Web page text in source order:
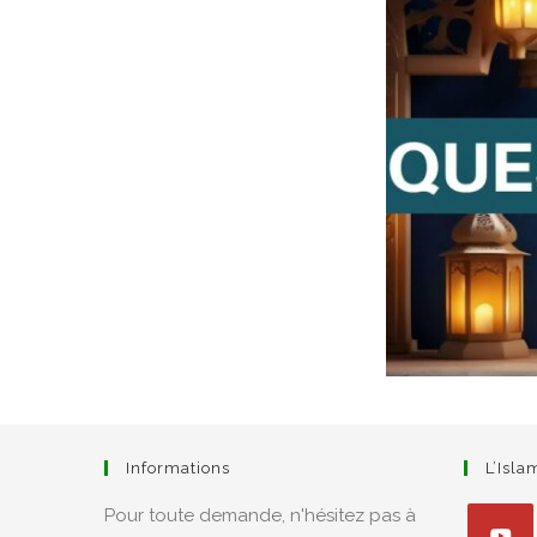
Informations
Pour toute demande, n'hésitez pas à